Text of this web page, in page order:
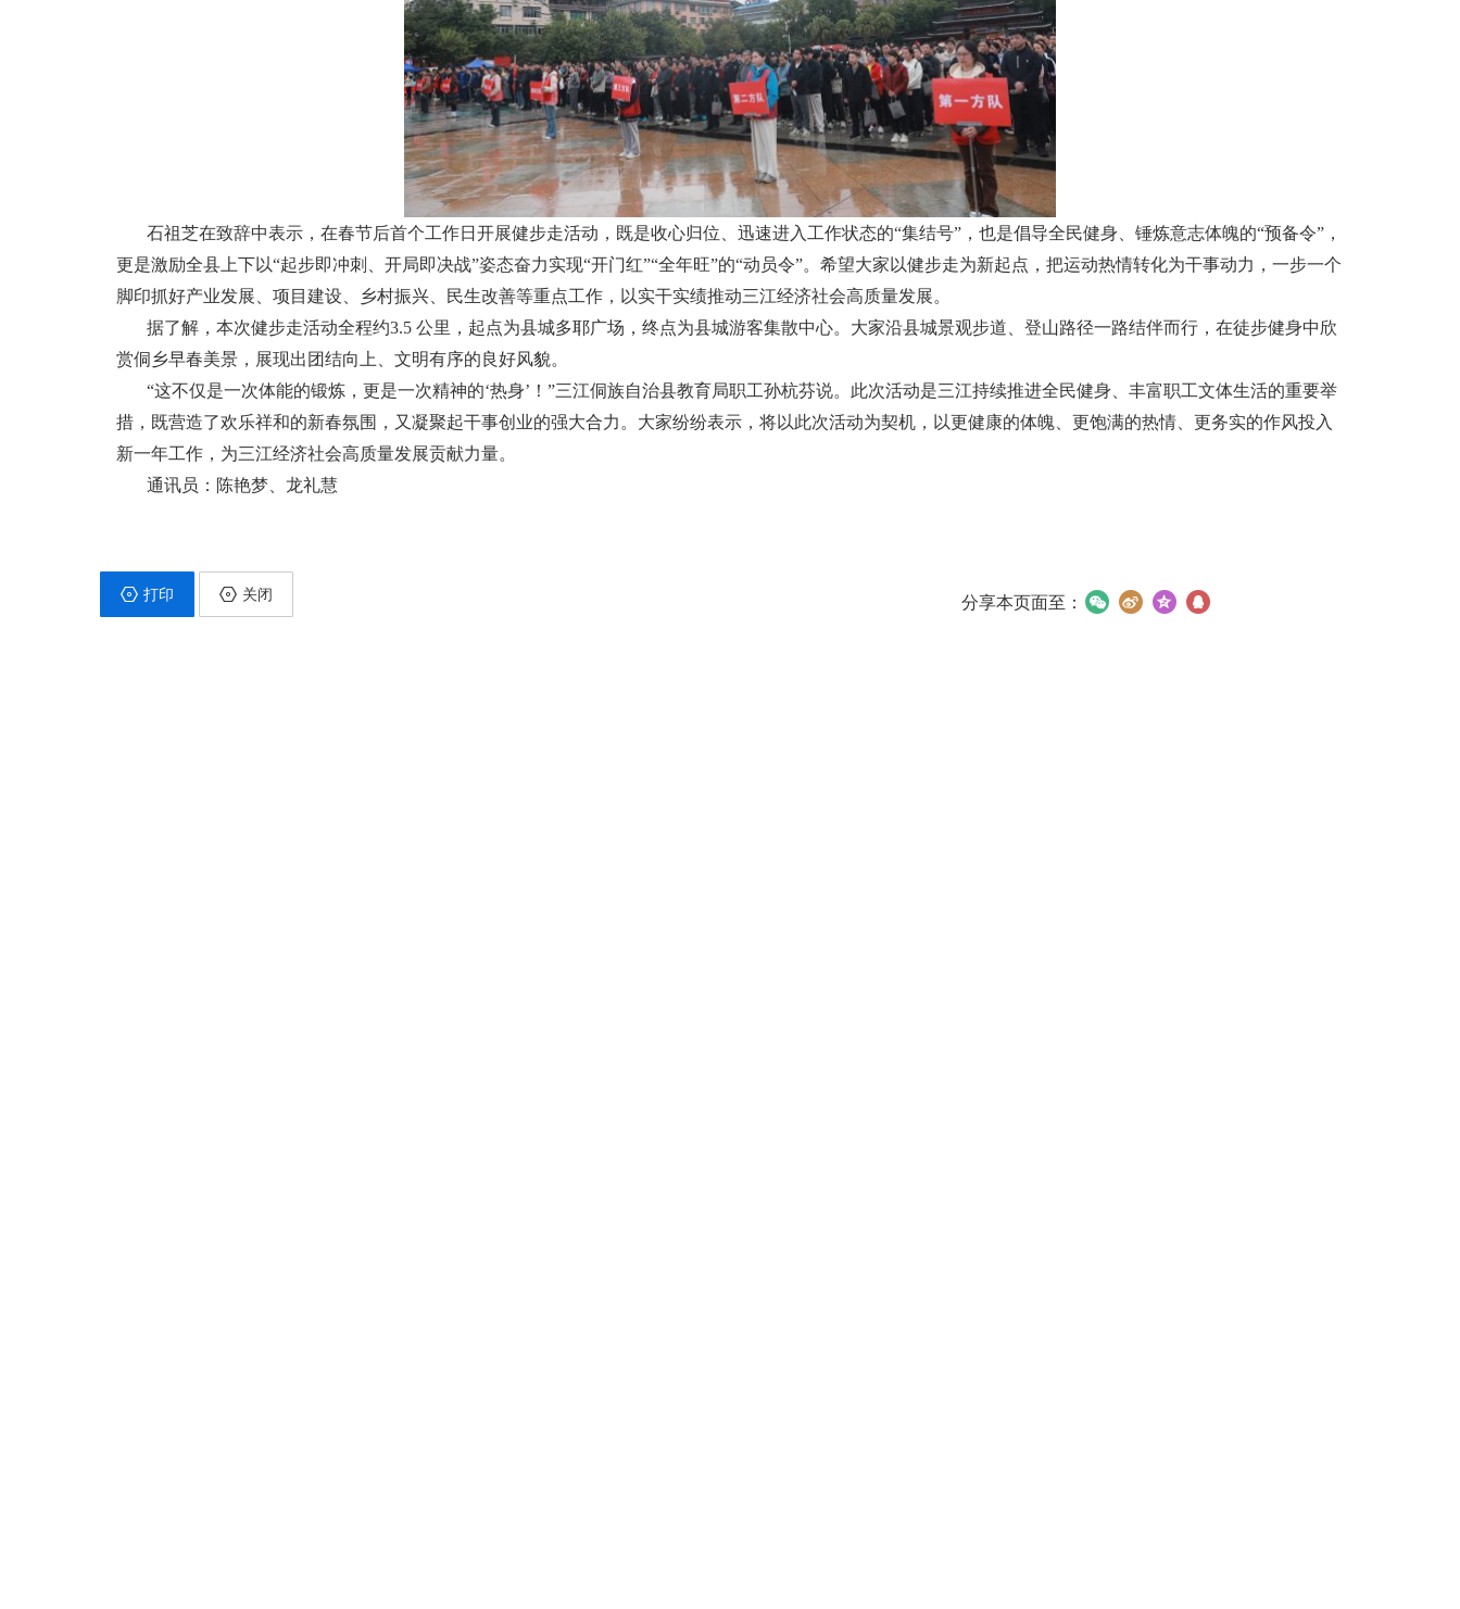
石祖芝在致辞中表示，在春节后首个工作日开展健步走活动，既是收心归位、迅速进入工作状态的“集结号”，也是倡导全民健身、锤炼意志体魄的“预备令”，
更是激励全县上下以“起步即冲刺、开局即决战”姿态奋力实现“开门红”“全年旺”的“动员令”。希望大家以健步走为新起点，把运动热情转化为干事动力，一步一个
脚印抓好产业发展、项目建设、乡村振兴、民生改善等重点工作，以实干实绩推动三江经济社会高质量发展。
据了解，本次健步走活动全程约3.5 公里，起点为县城多耶广场，终点为县城游客集散中心。大家沿县城景观步道、登山路径一路结伴而行，在徒步健身中欣
赏侗乡早春美景，展现出团结向上、文明有序的良好风貌。
“这不仅是一次体能的锻炼，更是一次精神的‘热身’！”三江侗族自治县教育局职工孙杭芬说。此次活动是三江持续推进全民健身、丰富职工文体生活的重要举
措，既营造了欢乐祥和的新春氛围，又凝聚起干事创业的强大合力。大家纷纷表示，将以此次活动为契机，以更健康的体魄、更饱满的热情、更务实的作风投入
新一年工作，为三江经济社会高质量发展贡献力量。
通讯员：陈艳梦、龙礼慧
打印 关闭 分享本页面至：